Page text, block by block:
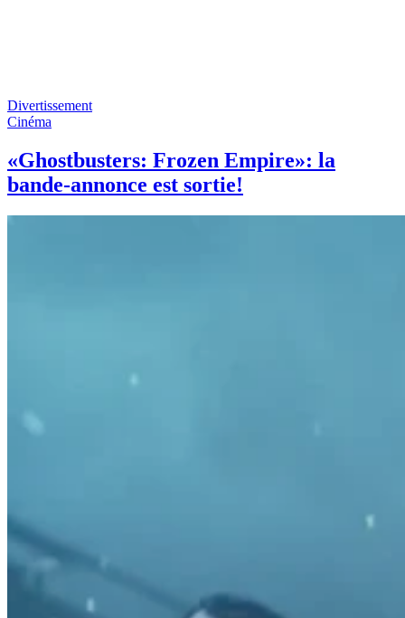
Divertissement
Cinéma
«Ghostbusters: Frozen Empire»: la
bande-annonce est sortie!